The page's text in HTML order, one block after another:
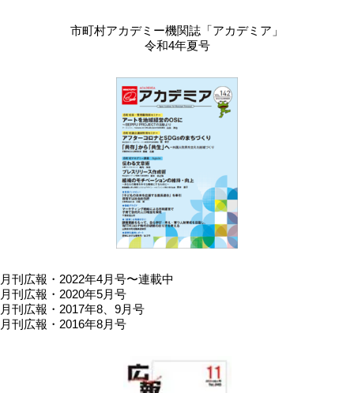
市町村アカデミー機関誌「アカデミア」
令和4年夏号
月刊広報・2022年4月号〜連載中
月刊広報・2020年5月号
月刊広報・2017年8、9月号
月刊広報・2016年8月号